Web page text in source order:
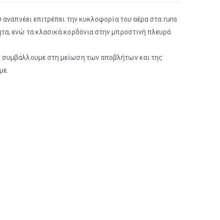
επιτρέπει την κυκλοφορία του αέρα στα runs
ενώ τα κλασικά κορδόνια στην μπροστινή πλευρά
συμβάλλουμε στη μείωση των αποβλήτων και της